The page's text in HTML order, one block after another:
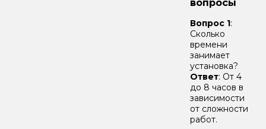
вопросы
Вопрос 1:
Сколько
времени
занимает
установка?
Ответ: От 4
до 8 часов в
зависимости
от сложности
работ.